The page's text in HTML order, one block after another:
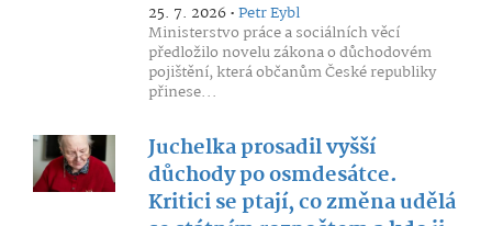
25. 7. 2026 •Petr Eybl
Ministerstvo práce a sociálních věcí
předložilo novelu zákona o důchodovém
pojištění, která občanům České republiky
přinese...
Juchelka prosadil vyšší
důchody po osmdesátce.
Kritici se ptají, co změna udělá